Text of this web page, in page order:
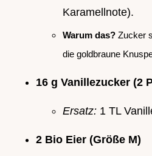
Karamellnote).
Warum das? Zucker
die goldbraune
16 g Vanillezucker (2
Ersatz: 1 TL
2 Bio Eier (Größe M)